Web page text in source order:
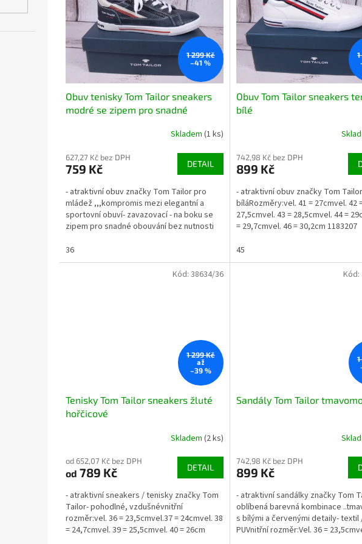
1 299 Kč
–41 %
Obuv tenisky Tom Tailor sneakers
modré se zipem pro snadné
Skladem (1 ks)
627,27 Kč bez DPH
759 Kč DETAIL
- atraktivní obuv značky Tom Tailor pro
mládež ,,,kompromis mezi elegantní a
sportovní obuví- zavazovací - na boku se
zipem pro snadné obouvání bez nutnosti
36
Obuv Tom Tailor sneakers
bílé
742,98 Kč bez DPH
899 Kč
- atraktivní obuv značky Tom
bíláRozměry:vel. 41 = 27cmvel. 42
27,5cmvel. 43 = 28,5cmvel. 44 =
= 29,7cmvel. 46 = 30,2cm 1183207
45
1 299 Kč
až
–39 %
Tenisky Tom Tailor sneakers žluté
hořčicové
Skladem (2 ks)
od 652,07 Kč bez DPH
od 789 Kč DETAIL
- atraktivní sneakers / tenisky značky Tom
Tailor- pohodlné, vzdušnévnitřní
rozměr:vel. 36 = 23,5cmvel.37 = 24cmvel. 38
= 24,7cmvel. 39 = 25,5cmvel. 40 = 26cm
Kód: 38634/36
Sandály Tom Tailor
742,98 Kč bez DPH
899 Kč
- atraktivní sandálky značky Tom
oblíbená barevná kombinace
s bílými a červenými detaily- textil
PUVnitřní rozměr:Vel. 36 =
Kód: